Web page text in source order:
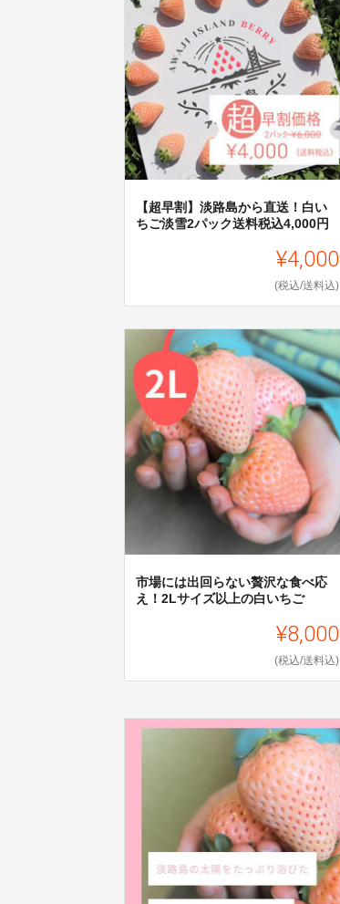
【超早割】淡路島から直送！白い
ちご淡雪2パック送料税込4,000円
¥4,000
(税込/送料込)
市場には出回らない贅沢な食べ応
え！2Lサイズ以上の白いちご
¥8,000
(税込/送料込)